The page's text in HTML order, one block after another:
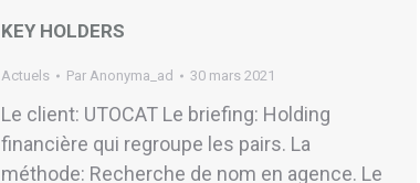
KEY HOLDERS
Actuels Par Anonyma_ad 30 mars 2021
Le client: UTOCAT Le briefing: Holding
financière qui regroupe les pairs. La
méthode: Recherche de nom en agence. Le